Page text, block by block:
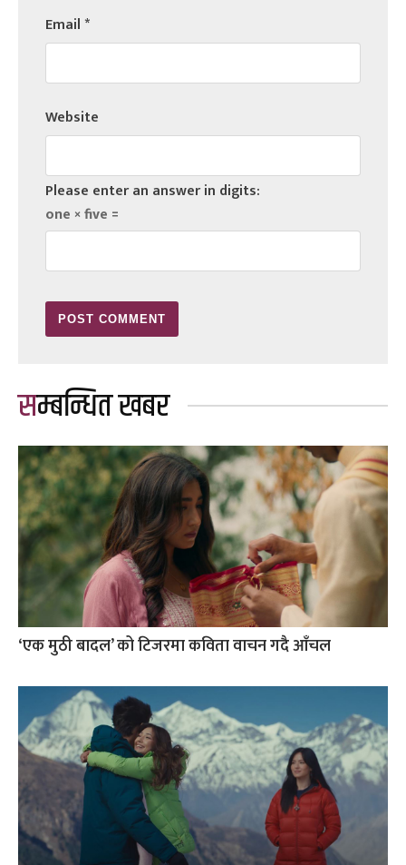
Email*
Website
Please enter an answer in digits:
one × five =
सम्बन्धित खबर
‘एक मुठी बादल’ को टिजरमा कविता वाचन गदै आँचल